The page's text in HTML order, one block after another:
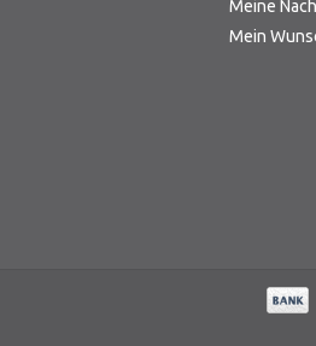
Meine
Mein